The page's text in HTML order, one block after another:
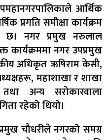
आर्थिक
प्रगति समीक्षा कार्यक्रम
छ। नगर प्रमुख नरुलाल
कार्यक्रममा नगर उपप्रमुख
अधिकृत ऋषिराम केसी,
महाशाखा र शाखा
अन्य सरोकारवाला
रहेको थियो।
चौधरीले नगरको समग्र